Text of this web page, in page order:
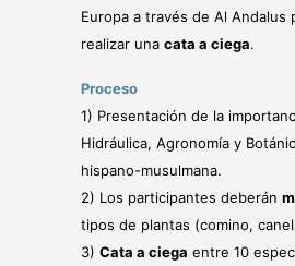
Europa a través de Al Andalus
realizar una cata a ciega.
Proceso
1) Presentación de la
Hidráulica, Agronomía y
hispano-musulmana.
2) Los participantes deberán
tipos de plantas (comino,
3) Cata a ciega entre 10